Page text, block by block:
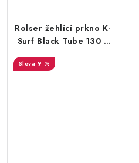
Rolser žehlící prkno K-
Surf Black Tube 130 x
9 %